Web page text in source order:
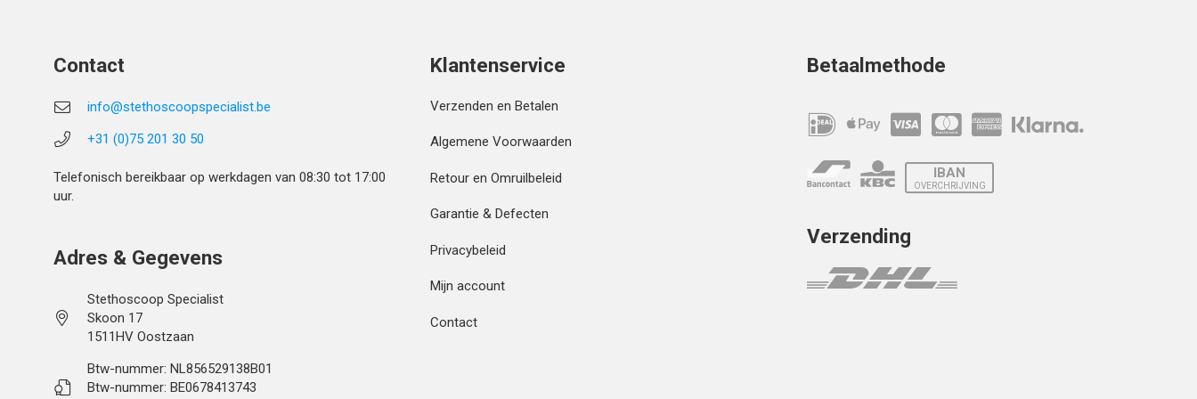
Contact
info@stethoscoopspecialist.be
+31 (0)75 201 30 50
Telefonisch bereikbaar op werkdagen van 08:30 tot 17:00
uur.
Adres & Gegevens
Stethoscoop Specialist
Skoon 17
1511HV Oostzaan
Btw-nummer: NL856529138B01
Btw-nummer: BE0678413743
Klantenservice
Verzenden en Betalen
Algemene Voorwaarden
Retour en Omruilbeleid
Garantie & Defecten
Privacybeleid
Mijn account
Contact
Betaalmethode
IBAN
OVERCHRIJVING
Verzending